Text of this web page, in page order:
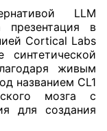
LLM
в
Cortical Labs
живым
названием CL1
мозга с
для создания